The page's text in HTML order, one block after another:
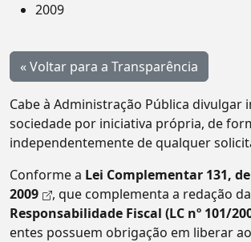
2009
« Voltar para a Transparência
Cabe à Administração Pública divulgar
sociedade por iniciativa própria, de
independentemente de qualquer
Conforme a Lei Complementar 131,
2009
, que complementa a redação da
Responsabilidade Fiscal (LC nº 101/
entes possuem obrigação em liberar